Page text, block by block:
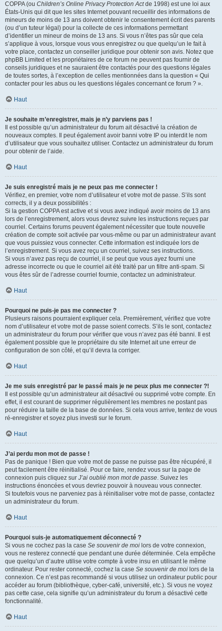
COPPA (ou Children’s Online Privacy Protection Actde 1998) est une loi aux
États-Unis qui dit que les sites Internet pouvant recueillir des informations de
mineurs de moins de 13 ans doivent obtenir le consentement écrit des parents
(ou d’un tuteur légal) pour la collecte de ces informations permettant
d’identifier un mineur de moins de 13 ans. Si vous n’êtes pas sûr que cela
s’applique à vous, lorsque vous vous enregistrez ou que quelqu’un le fait à
votre place, contactez un conseiller juridique pour obtenir son avis. Notez que
phpBB Limited et les propriétaires de ce forum ne peuvent pas fournir de
conseils juridiques et ne sauraient être contactés pour des questions légales
de toutes sortes, à l’exception de celles mentionnées dans la question « Qui
contacter pour les abus ou les questions légales concernant ce forum ? ».
Haut
Je souhaite m’enregistrer, mais je n’y parviens pas !
Il est possible qu’un administrateur du forum ait désactivé la création de
nouveaux comptes. Il peut également avoir banni votre IP ou interdit le nom
d’utilisateur que vous souhaitez utiliser. Contactez un administrateur du forum
pour obtenir de l’aide.
Haut
Je suis enregistré mais je ne peux pas me connecter !
Vérifiez, en premier, votre nom d’utilisateur et votre mot de passe. S’ils sont
corrects, il y a deux possibilités :
Si la gestion COPPA est active et si vous avez indiqué avoir moins de 13 ans
lors de l’enregistrement, alors vous devrez suivre les instructions reçues par
courriel. Certains forums peuvent également nécessiter que toute nouvelle
création de compte soit activée par vous-même ou par un administrateur avant
que vous puissiez vous connecter. Cette information est indiquée lors de
l’enregistrement. Si vous avez reçu un courriel, suivez ses instructions.
Si vous n’avez pas reçu de courriel, il se peut que vous ayez fourni une
adresse incorrecte ou que le courriel ait été traité par un filtre anti-spam. Si
vous êtes sûr de l’adresse courriel fournie, contactez un administrateur.
Haut
Pourquoi ne puis-je pas me connecter ?
Plusieurs raisons pourraient expliquer cela. Premièrement, vérifiez que votre
nom d’utilisateur et votre mot de passe soient corrects. S’ils le sont, contactez
un administrateur du forum pour vérifier que vous n’avez pas été banni. Il est
également possible que le propriétaire du site Internet ait une erreur de
configuration de son côté, et qu’il devra la corriger.
Haut
Je me suis enregistré par le passé mais je ne peux plus me connecter ?!
Il est possible qu’un administrateur ait désactivé ou supprimé votre compte. En
effet, il est courant de supprimer régulièrement les membres ne postant pas
pour réduire la taille de la base de données. Si cela vous arrive, tentez de vous
ré-enregistrer et soyez plus investi sur le forum.
Haut
J’ai perdu mon mot de passe !
Pas de panique ! Bien que votre mot de passe ne puisse pas être récupéré, il
peut facilement être réinitialisé. Pour ce faire, rendez vous sur la page de
connexion puis cliquez sur J’ai oublié mon mot de passe. Suivez les
instructions énoncées et vous devriez pouvoir à nouveau vous connecter.
Si toutefois vous ne parveniez pas à réinitialiser votre mot de passe, contactez
un administrateur du forum.
Haut
Pourquoi suis-je automatiquement déconnecté ?
Si vous ne cochez pas la case Se souvenir de moi lors de votre connexion,
vous ne resterez connecté que pendant une durée déterminée. Cela empêche
que quelqu’un d’autre utilise votre compte à votre insu en utilisant le même
ordinateur. Pour rester connecté, cochez la case Se souvenir de moi lors de la
connexion. Ce n’est pas recommandé si vous utilisez un ordinateur public pour
accéder au forum (bibliothèque, cyber-café, université, etc.). Si vous ne voyez
pas cette case, cela signifie qu’un administrateur du forum a désactivé cette
fonctionnalité.
Haut